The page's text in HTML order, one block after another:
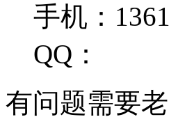
手机：
QQ：
有问题需要